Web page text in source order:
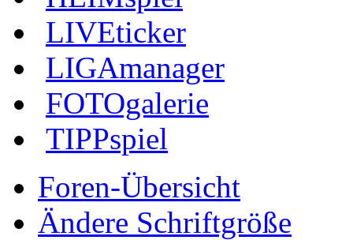
LIVEticker
LIGAmanager
FOTOgalerie
TIPPspiel
Foren-Übersicht
Ändere Schriftgröße